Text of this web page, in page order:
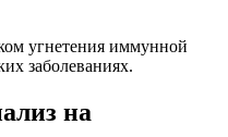
угнетения иммунной
заболеваниях.
на